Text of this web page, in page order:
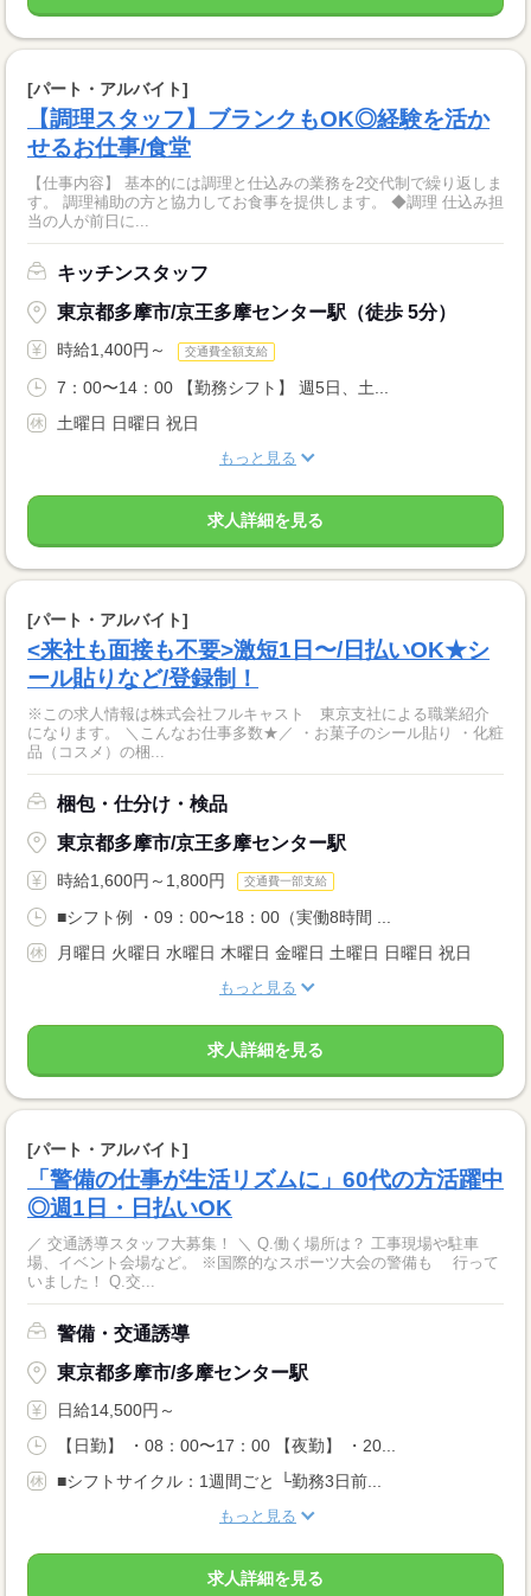
[パート・アルバイト]
【調理スタッフ】ブランクもOK◎経験を活か
せるお仕事/食堂
【仕事内容】 基本的には調理と仕込みの業務を2交代制で繰り返しま
す。 調理補助の方と協力してお食事を提供します。 ◆調理 仕込み担
当の人が前日に...
キッチンスタッフ
東京都多摩市/京王多摩センター駅（徒歩 5分）
時給1,400円～ 交通費全額支給
7：00〜14：00 【勤務シフト】 週5日、土...
土曜日 日曜日 祝日
もっと見る
求人詳細を見る
[パート・アルバイト]
<来社も面接も不要>激短1日〜/日払いOK★シ
ール貼りなど/登録制！
※この求人情報は株式会社フルキャスト 東京支社による職業紹介
になります。 ＼こんなお仕事多数★／ ・お菓子のシール貼り ・化粧
品（コスメ）の梱...
梱包・仕分け・検品
東京都多摩市/京王多摩センター駅
時給1,600円～1,800円 交通費一部支給
■シフト例 ・09：00〜18：00（実働8時間 ...
月曜日 火曜日 水曜日 木曜日 金曜日 土曜日 日曜日 祝日
もっと見る
求人詳細を見る
[パート・アルバイト]
「警備の仕事が生活リズムに」60代の方活躍中
◎週1日・日払いOK
／ 交通誘導スタッフ大募集！ ＼ Q.働く場所は？ 工事現場や駐車
場、イベント会場など。 ※国際的なスポーツ大会の警備も 行って
いました！ Q.交...
警備・交通誘導
東京都多摩市/多摩センター駅
日給14,500円～
【日勤】 ・08：00〜17：00 【夜勤】 ・20...
■シフトサイクル：1週間ごと └勤務3日前...
もっと見る
求人詳細を見る